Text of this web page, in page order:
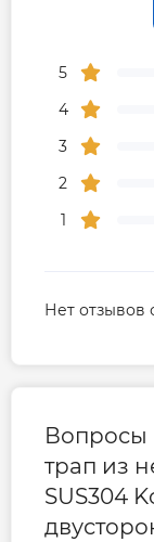
5
4
3
2
1
Нет отзывов
Вопросы
трап из
SUS304